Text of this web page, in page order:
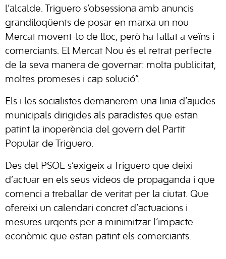
l’alcalde. Triguero s’obsessiona amb anuncis
grandiloqüents de posar en marxa un nou
Mercat movent-lo de lloc, però ha fallat a veïns i
comerciants. El Mercat Nou és el retrat perfecte
de la seva manera de governar: molta publicitat,
moltes promeses i cap solució”.
Els i les socialistes demanerem una linia d’ajudes
municipals dirigides als paradistes que estan
patint la inoperència del govern del Partit
Popular de Triguero.
Des del PSOE s’exigeix a Triguero que deixi
d’actuar en els seus videos de propaganda i que
comenci a treballar de veritat per la ciutat. Que
ofereixi un calendari concret d’actuacions i
mesures urgents per a minimitzar l’impacte
econòmic que estan patint els comerciants.